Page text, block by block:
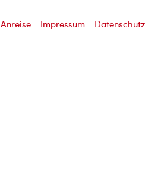
Anreise Impressum Datenschutz